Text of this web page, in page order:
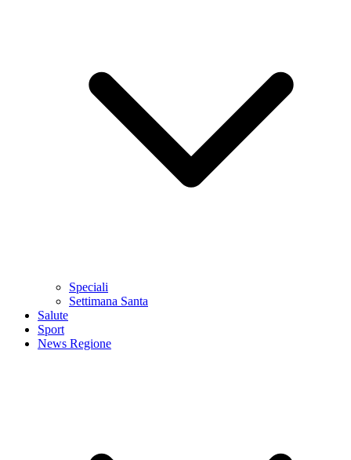
Speciali
Settimana Santa
Salute
Sport
News Regione